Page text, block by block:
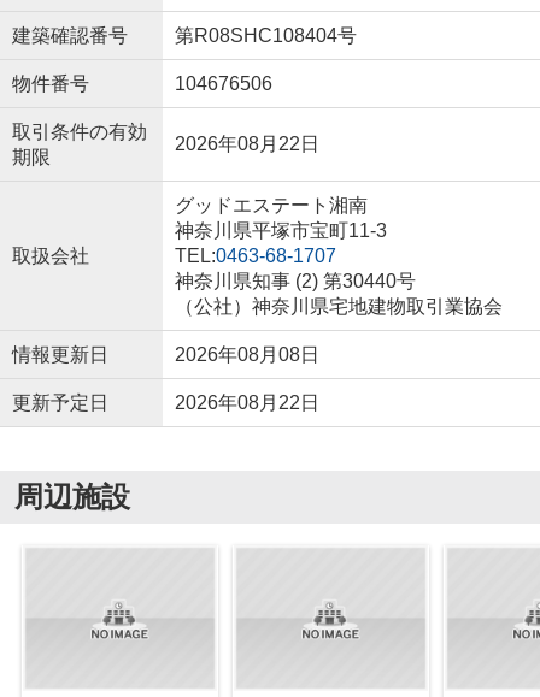
建築確認番号 第R08SHC108404号
物件番号 104676506
取引条件の有効
期限
2026年08月22日
取扱会社
グッドエステート湘南
神奈川県平塚市宝町11-3
TEL:0463-68-1707
神奈川県知事 (2) 第30440号
（公社）神奈川県宅地建物取引業協会
情報更新日 2026年08月08日
更新予定日 2026年08月22日
周辺施設